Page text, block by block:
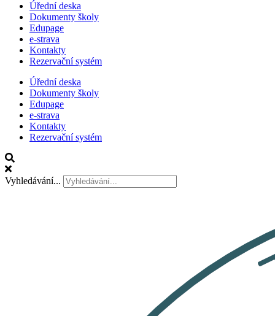
Úřední deska
Dokumenty školy
Edupage
e-strava
Kontakty
Rezervační systém
Úřední deska
Dokumenty školy
Edupage
e-strava
Kontakty
Rezervační systém
Vyhledávání...